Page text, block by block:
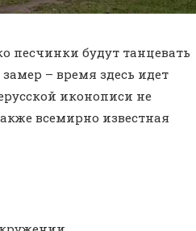
песчинки будут танцевать
– время здесь идет
иконописи не
всемирно известная